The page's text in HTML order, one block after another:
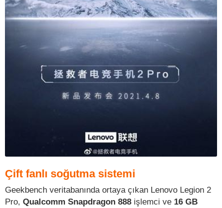
Çift fanlı soğutma sistemi
Geekbench veritabanında ortaya çıkan Lenovo Legion 2
Pro, Qualcomm Snapdragon 888 işlemci ve 16 GB